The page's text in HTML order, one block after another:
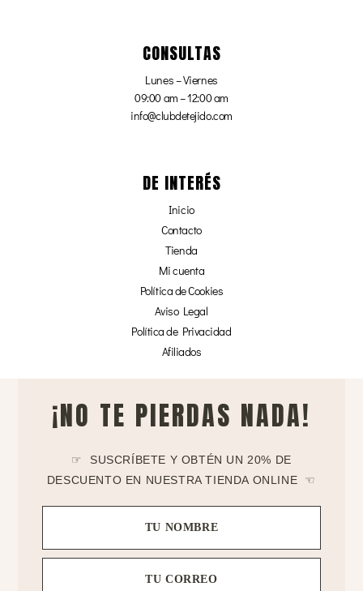
CONSULTAS
Lunes – Viernes
09:00 am – 12:00 am
info@clubdetejido.com
DE INTERÉS
Inicio
Contacto
Tienda
Mi cuenta
Política de Cookies
Aviso Legal
Política de Privacidad
Afiliados
¡NO TE PIERDAS NADA!
☞ SUSCRÍBETE Y OBTÉN UN 20% DE
DESCUENTO EN NUESTRA TIENDA ONLINE ☜
TU NOMBRE
TU CORREO